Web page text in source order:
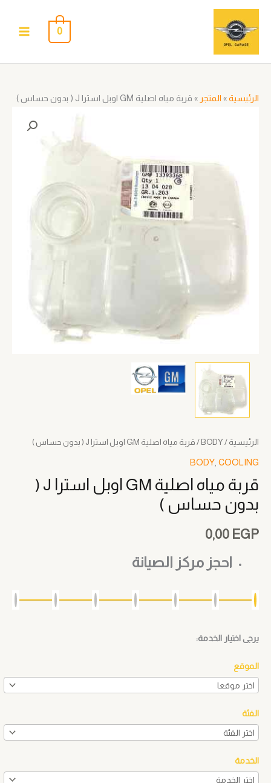
تخطي
المحتوى
0
الرئيسية» المتجر » قربة مياه اصلية GM اوبل استرا J ( بدون حساس )
الرئيسية /
BODY / قربة مياه اصلية GM اوبل استرا J ( بدون حساس )
BODY COOLING
قربة مياه اصلية GM اوبل استرا J (
بدون حساس )
0,00 EGP
احجز مركز الصيانة
يرجى اختيار الخدمة:
الموقع
الفئة
الخدمة